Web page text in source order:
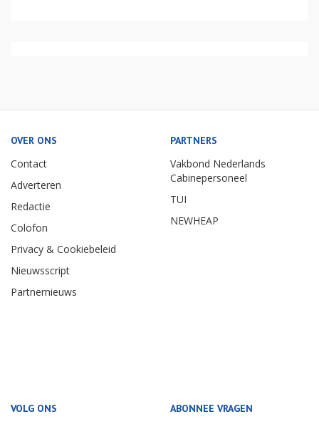
OVER ONS
Contact
Adverteren
Redactie
Colofon
Privacy & Cookiebeleid
Nieuwsscript
Partnernieuws
PARTNERS
Vakbond Nederlands
Cabinepersoneel
TUI
NEWHEAP
VOLG ONS ABONNEE VRAGEN